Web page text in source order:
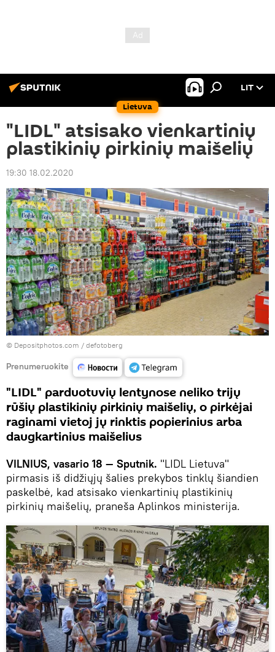
Lietuva
LIT
"LIDL" atsisako vienkartinių
plastikinių pirkinių maišelių
19:30 18.02.2020
© Depositphotos.com / defotoberg
Prenumeruokite
"LIDL" parduotuvių lentynose neliko trijų
rūšių plastikinių pirkinių maišelių, o pirkėjai
raginami vietoj jų rinktis popierinius arba
daugkartinius maišelius
VILNIUS, vasario 18 — Sputnik. "LIDL Lietuva"
pirmasis iš didžiųjų šalies prekybos tinklų šiandien
paskelbė, kad atsisako vienkartinių plastikinių
pirkinių maišelių, praneša Aplinkos ministerija.